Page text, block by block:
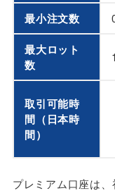
最小注文数
最大ロット
数
取引可能時
間（日本時
間）
プレミアム口座は